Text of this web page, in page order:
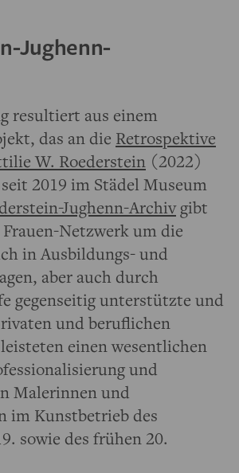
Jughenn-
resultiert aus einem
das an die Retrospektive
W. Roederstein (2022)
2019 im Städel Museum
Jughenn-Archivgibt
Netzwerk um die
in Ausbildungs- und
aber auch durch
gegenseitig unterstützte und
und beruflichen
einen wesentlichen
und
Malerinnen und
im Kunstbetrieb des
sowie des frühen 20.